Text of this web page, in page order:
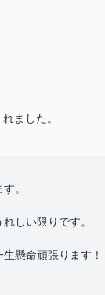
ました。
。
しい限りです。
懸命頑張ります！